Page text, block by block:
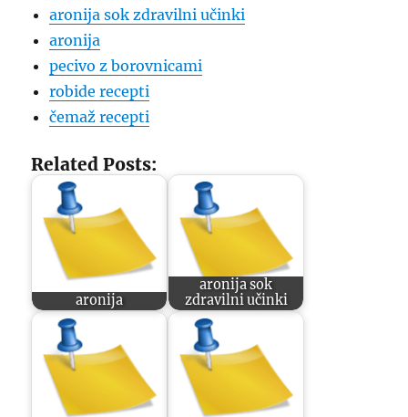
aronija sok zdravilni učinki
aronija
pecivo z borovnicami
robide recepti
čemaž recepti
Related Posts:
aronija
aronija sok
zdravilni učinki